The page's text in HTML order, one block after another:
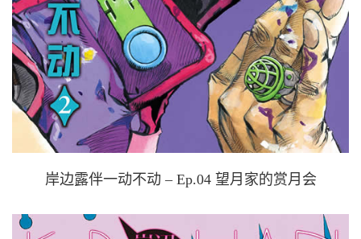
岸边露伴一动不动 – Ep.04 望月家的赏月会